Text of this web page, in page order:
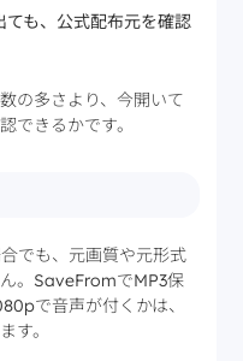
も、公式配布元を確認
の多さより、今開いて
できるかです。
でも、元画質や元形式
。SaveFromでMP3保
で音声が付くかは、
す。